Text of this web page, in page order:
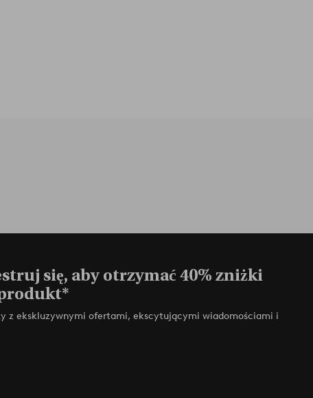
się, aby otrzymać 40% zniżki
z ekskluzywnymi ofertami, ekscytującymi wiadomościami i